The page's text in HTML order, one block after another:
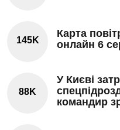
145K
Карта
онлайн 6
88K
У Києві
командир